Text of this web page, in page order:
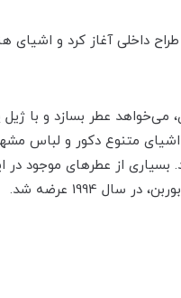
طراح داخلی آغاز کرد و
می‌‌‌خواهد عطر بسازد و با
اشیای متنوع دکور و لباس
بسیاری از عطر‌‌های موجود
1994 عرضه شد.